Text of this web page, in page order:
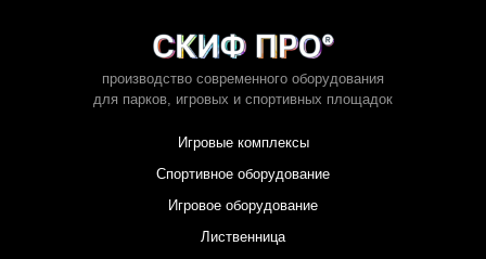
производство современного оборудования
для парков, игровых и спортивных площадок
Игровые комплексы
Спортивное оборудование
Игровое оборудование
Лиственница